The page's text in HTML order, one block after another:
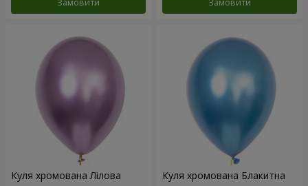
Замовити Замовити
Куля хромована Лілова Куля хромована Блакитна